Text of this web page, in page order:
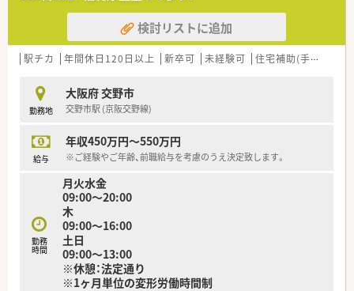
■1985年（昭和60年）に、本院の第2病院として開院し、30年以上
京阪奈学研都市近郊の交野市にて地域医療を支えています。
■医療の質の向上に努め、疾患の早期発見はもちろんのこと、生
活習慣病や介護の予防、各種ワクチンの積極導入など専門職がチ
■年間休日も110日あり、当直者には保育料半額補助制度が適用
されるなど嬉しい福利厚生などがございます。
■職員旅行なども開催されるなど、院内のスムーズはコミュニケ
＜こんな方にオススメ！＞
■病院勤務で転勤はありません
■車通勤もＯＫです
■病院が未経験の方もご応募可能です
検討リストに追加
駅チカ 年間休日120日以上 新卒可 未経験可 住宅補助(手当)あり
勤務地
大阪府 交野市
交野市駅 (京阪交野線)
給与
年収450万円～550万円
※ご経験やご年齢、前職給与を考慮のうえ決定致します。
勤務
時間
月火水金
09:00～20:00
木
09:00～16:00
土日
09:00～13:00
※休憩：法定通り
※1ヶ月単位の変形労働時間制